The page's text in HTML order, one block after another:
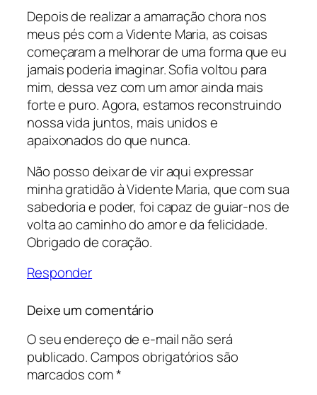
Depois de realizar a amarração chora nos
meus pés com a Vidente Maria, as coisas
começaram a melhorar de uma forma que eu
jamais poderia imaginar. Sofia voltou para
mim, dessa vez com um amor ainda mais
forte e puro. Agora, estamos reconstruindo
nossa vida juntos, mais unidos e
apaixonados do que nunca.
Não posso deixar de vir aqui expressar
minha gratidão à Vidente Maria, que com sua
sabedoria e poder, foi capaz de guiar-nos de
volta ao caminho do amor e da felicidade.
Obrigado de coração.
Responder
Deixe um comentário
O seu endereço de e-mail não será
publicado.Campos obrigatórios são
marcados com*